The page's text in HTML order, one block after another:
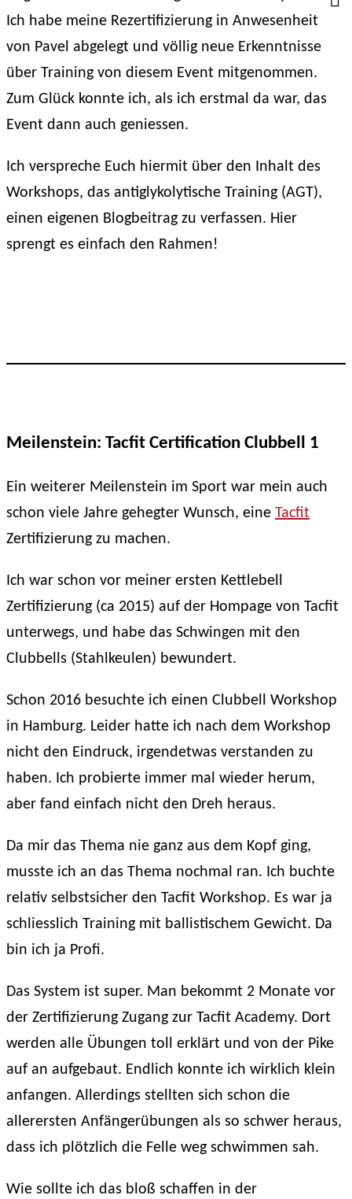
Ich habe meine Rezertifizierung in Anwesenheit
von Pavel abgelegt und völlig neue Erkenntnisse
über Training von diesem Event mitgenommen.
Zum Glück konnte ich, als ich erstmal da war, das
Event dann auch geniessen.
Ich verspreche Euch hiermit über den Inhalt des
Workshops, das antiglykolytische Training ‭(AGT‭),
einen eigenen Blogbeitrag zu verfassen. Hier
sprengt es einfach den Rahmen!
Meilenstein: Tacfit Certification Clubbell 1
Ein weiterer Meilenstein im Sport war mein auch
schon viele Jahre gehegter Wunsch, eine Tacfit
Zertifizierung zu machen.
Ich war schon vor meiner ersten Kettlebell
Zertifizierung ‭(ca 2015) auf der Hompage von Tacfit
unterwegs, und habe das Schwingen mit den
Clubbells ‭(Stahlkeulen‭) bewundert.
Schon 2016 besuchte ich einen Clubbell Workshop
in Hamburg. Leider hatte ich nach dem Workshop
nicht den Eindruck, irgendetwas verstanden zu
haben. Ich probierte immer mal wieder herum,
aber fand einfach nicht den Dreh heraus.
Da mir das Thema nie ganz aus dem Kopf ging,
musste ich an das Thema nochmal ran. Ich buchte
relativ selbstsicher den Tacfit Workshop. Es war ja
schliesslich Training mit ballistischem Gewicht. Da
bin ich ja Profi.
Das System ist super. Man bekommt 2 Monate vor
der Zertifizierung Zugang zur Tacfit Academy. Dort
werden alle Übungen toll erklärt und von der Pike
auf an aufgebaut. Endlich konnte ich wirklich klein
anfangen. Allerdings stellten sich schon die
allerersten Anfängerübungen als so schwer heraus,
dass ich plötzlich die Felle weg schwimmen sah.
Wie sollte ich das bloß schaffen in der